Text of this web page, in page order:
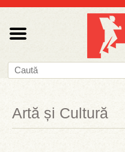
Artă și Cultură